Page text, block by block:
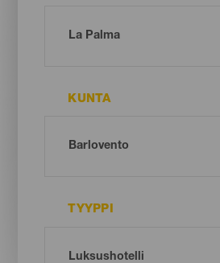
KUNTA
TYYPPI